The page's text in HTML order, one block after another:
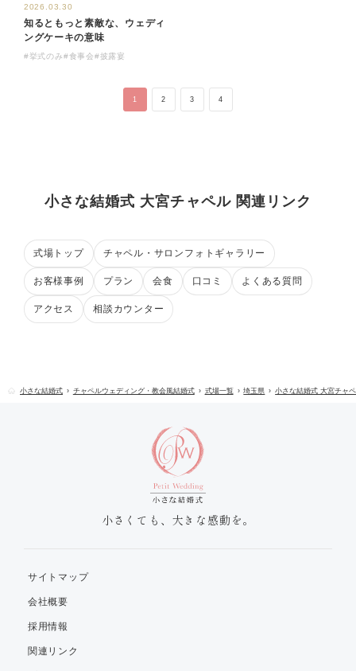
2026.03.30
知るともっと素敵な、ウェディ
ングケーキの意味
#挙式のみ#食事会#披露宴
1 2 3 4
小さな結婚式 大宮チャペル 関連リンク
式場トップ チャペル・サロンフォトギャラリー
お客様事例 プラン 会食 口コミ よくある質問
アクセス 相談カウンター
小さな結婚式 チャペルウェディング・教会風結婚式 式場一覧 埼玉県 小さな結婚式 大宮チャ
小さくても、大きな感動を。
サイトマップ
会社概要
採用情報
関連リンク